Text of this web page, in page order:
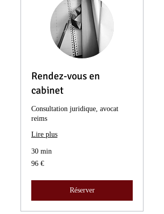
Rendez-vous en
cabinet
Consultation juridique, avocat
reims
Lire plus
30 min
96
euros
96 €
Réserver